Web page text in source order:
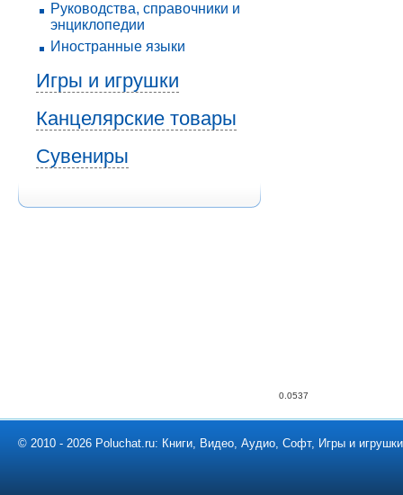
Руководства, справочники и
энциклопедии
Иностранные языки
Игры и игрушки
Канцелярские товары
Сувениры
0.0537
© 2010 - 2026 Poluchat.ru: Книги, Видео, Аудио, Софт, Игры и